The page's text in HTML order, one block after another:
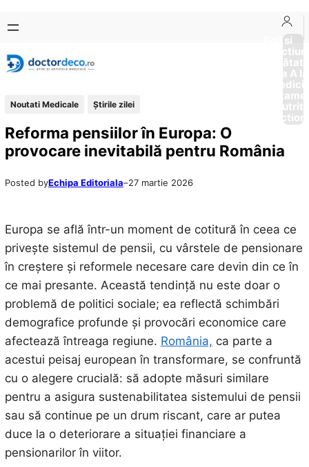
conținut
content
Boli si
Afectiuni
Sănătate
de la A
Noutati Medicale Știrile zilei
Reforma pensiilor în Europa: O
provocare inevitabilă pentru România
Posted byEchipa Editoriala–27 martie 2026
Europa se află într-un moment de cotitură în ceea ce
privește sistemul de pensii, cu vârstele de pensionare
în creștere și reformele necesare care devin din ce în
ce mai presante. Această tendință nu este doar o
problemă de politici sociale; ea reflectă schimbări
demografice profunde și provocări economice care
afectează întreaga regiune. România, ca parte a
acestui peisaj european în transformare, se confruntă
cu o alegere crucială: să adopte măsuri similare
pentru a asigura sustenabilitatea sistemului de pensii
sau să continue pe un drum riscant, care ar putea
duce la o deteriorare a situației financiare a
pensionarilor în viitor.